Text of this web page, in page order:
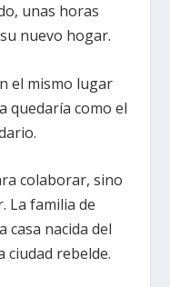
unas horas
nuevo hogar.
el mismo lugar
quedaría como el
colaborar, sino
La familia de
casa nacida del
ciudad rebelde.